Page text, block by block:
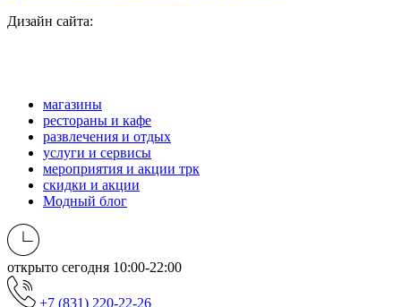
Дизайн сайта:
магазины
рестораны и кафе
развлечения и отдых
услуги и сервисы
мероприятия и акции трк
скидки и акции
Модный блог
открыто сегодня 10:00-22:00
+7 (831) 220-22-26